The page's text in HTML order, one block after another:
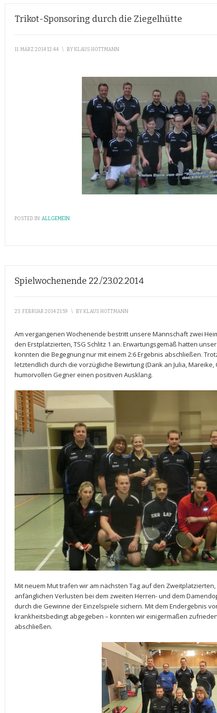
Trikot-Sponsoring durch die Ziegelhütte
11. MÄRZ 2014 12:44 \ BYKLAUS HOTTMANN
POSTED IN:ALLGEMEIN
Spielwochenende 22./23.02.2014
23. FEBRUAR 2014 21:59 \ BYKLAUS HOTTMANN
Am vergangenen Wochenende bestritt unsere Mannschaft zwei
den Erstplatzierten, TSG Schlitz 1 an. Erwartungsgemäß hatten
konnten die Begegnung nur mit einem 2:6 Ergebnis abschließen.
letztendlich durch die vorzügliche Bewirtung (Dank an Julia, Mareike,
humorvollen Gegner einen positiven Ausklang.
Mit neuem Mut trafen wir am nächsten Tag auf den
anfänglichen Verlusten bei dem zweiten Herren- und dem
durch die Gewinne der Einzelspiele sichern. Mit dem Endergebnis
krankheitsbedingt abgegeben – konnten wir einigermaßen
abschließen.